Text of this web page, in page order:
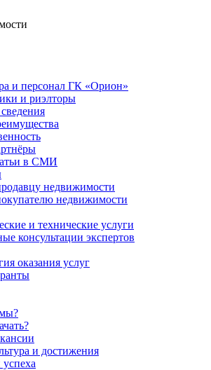
и персонал ГК «Орион»
и риэлторы
в СМИ
недвижимости
недвижимости
и технические услуги
консультации экспертов
оказания услуг
и достижения